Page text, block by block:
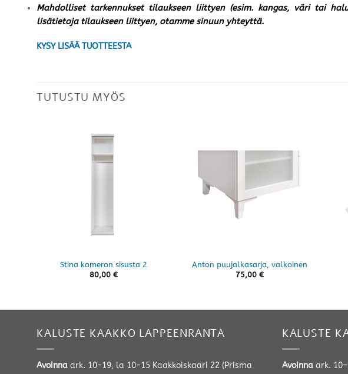
Mahdolliset tarkennukset tilaukseen liittyen (esim. kangas, väri tai
lisätietoja tilaukseen liittyen, otamme sinuun yhteyttä.
KYSY LISÄÄ TUOTTEESTA
TUTUSTU MYÖS
Stina komeron sisusta 2
80,00 €
Anton puujalkasarja, valkoinen
75,00 €
KALUSTE KAAKKO LAPPEENRANTA
Avoinna ark. 10-19, la 10-15 Kaakkoiskaari 22 (Prisma
KALUSTE
Avoinnaark.